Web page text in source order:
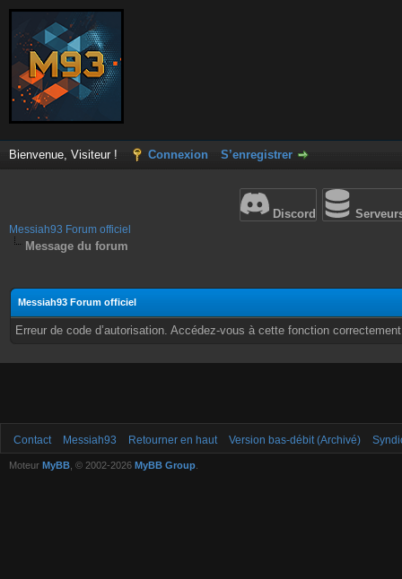
Bienvenue, Visiteur ! Connexion S’enregistrer
Discord
Messiah93 Forum officiel
Message du forum
Messiah93 Forum officiel
Erreur de code d’autorisation. Accédez-vous à cette fonction
Contact Messiah93 Retourner en haut Version bas-débit (Archivé)
Moteur MyBB , © 2002-2026 MyBB Group